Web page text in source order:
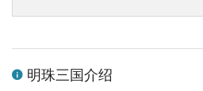
明珠三国介绍